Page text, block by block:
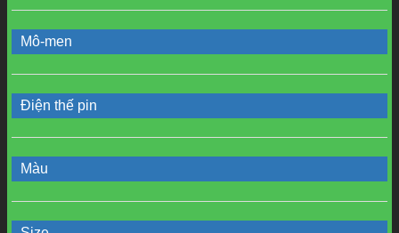
Mô-men
Điện thế pin
Màu